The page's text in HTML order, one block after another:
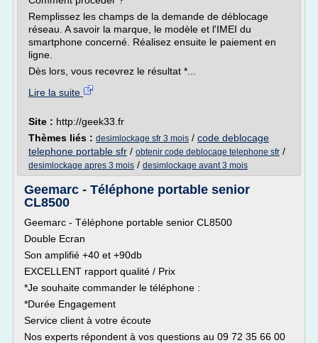
Remplissez les champs de la demande de déblocage
réseau. A savoir la marque, le modèle et l'IMEI du
smartphone concerné. Réalisez ensuite le paiement en
ligne.
Dès lors, vous recevrez le résultat *...
Lire la suite
Site : http://geek33.fr
Thèmes liés : desimlockage sfr 3 mois / code deblocage
telephone portable sfr / obtenir code deblocage telephone sfr /
desimlockage apres 3 mois / desimlockage avant 3 mois
Geemarc - Téléphone portable senior
CL8500
Geemarc - Téléphone portable senior CL8500
Double Ecran
Son amplifié +40 et +90db
EXCELLENT rapport qualité / Prix
*Je souhaite commander le téléphone :
*Durée Engagement
Service client à votre écoute
Nos experts répondent à vos questions au 09 72 35 66 00